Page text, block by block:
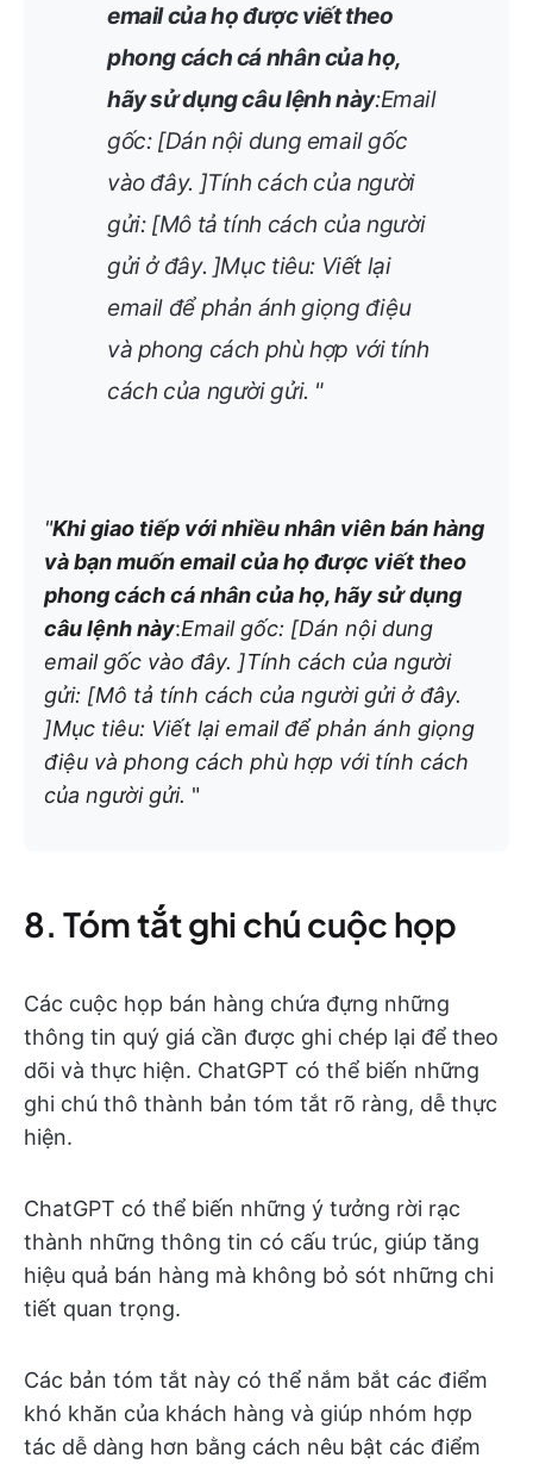
email của họ được viết theo
phong cách cá nhân của họ,
hãy sử dụng câu lệnh này:Email
gốc: [Dán nội dung email gốc
vào đây. ]Tính cách của người
gửi: [Mô tả tính cách của người
gửi ở đây. ]Mục tiêu: Viết lại
email để phản ánh giọng điệu
và phong cách phù hợp với tính
cách của người gửi. "
"Khi giao tiếp với nhiều nhân viên bán hàng
và bạn muốn email của họ được viết theo
phong cách cá nhân của họ, hãy sử dụng
câu lệnh này:Email gốc: [Dán nội dung
email gốc vào đây. ]Tính cách của người
gửi: [Mô tả tính cách của người gửi ở đây.
]Mục tiêu: Viết lại email để phản ánh giọng
điệu và phong cách phù hợp với tính cách
của người gửi. "
8. Tóm tắt ghi chú cuộc họp
Các cuộc họp bán hàng chứa đựng những
thông tin quý giá cần được ghi chép lại để theo
dõi và thực hiện. ChatGPT có thể biến những
ghi chú thô thành bản tóm tắt rõ ràng, dễ thực
hiện.
ChatGPT có thể biến những ý tưởng rời rạc
thành những thông tin có cấu trúc, giúp tăng
hiệu quả bán hàng mà không bỏ sót những chi
tiết quan trọng.
Các bản tóm tắt này có thể nắm bắt các điểm
khó khăn của khách hàng và giúp nhóm hợp
tác dễ dàng hơn bằng cách nêu bật các điểm